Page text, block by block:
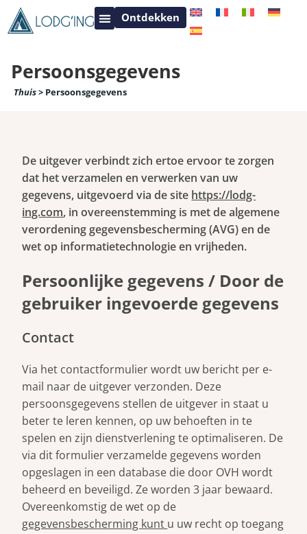
Ontdekken
Persoonsgegevens
Thuis> Persoonsgegevens
De uitgever verbindt zich ertoe ervoor te zorgen
dat het verzamelen en verwerken van uw
gegevens, uitgevoerd via de site https://lodg-
ing.com, in overeenstemming is met de algemene
verordening gegevensbescherming (AVG) en de
wet op informatietechnologie en vrijheden.
Persoonlijke gegevens / Door de
gebruiker ingevoerde gegevens
Contact
Via het contactformulier wordt uw bericht per e-
mail naar de uitgever verzonden. Deze
persoonsgegevens stellen de uitgever in staat u
beter te leren kennen, op uw behoeften in te
spelen en zijn dienstverlening te optimaliseren. De
via dit formulier verzamelde gegevens worden
opgeslagen in een database die door OVH wordt
beheerd en beveiligd. Ze worden 3 jaar bewaard.
Overeenkomstig de wet op de
gegevensbescherming kunt u uw recht op toegang